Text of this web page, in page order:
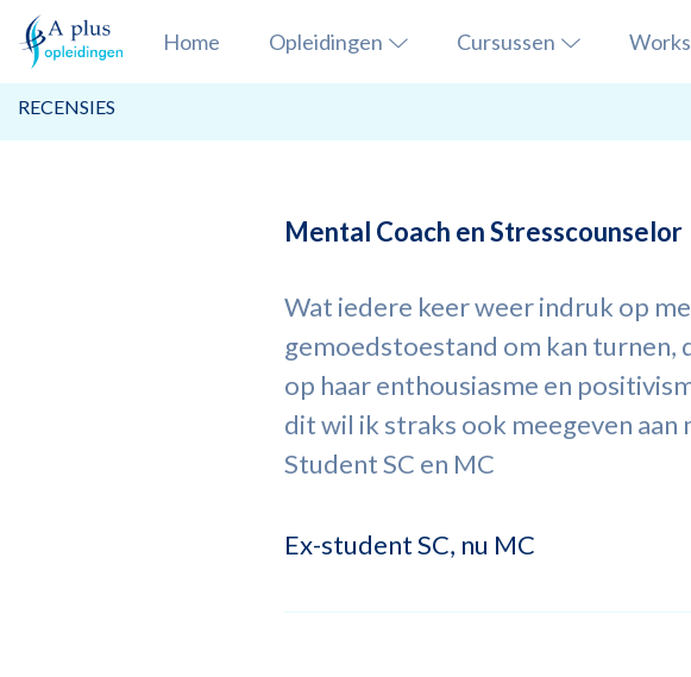
Home Opleidingen Cursussen
RECENSIES
Mental Coach en Stresscounselor
Wat iedere keer weer indruk op
gemoedstoestand om kan turnen,
op haar enthousiasme en
dit wil ik straks ook meegeven aan
Student SC en MC
Ex-student SC, nu MC